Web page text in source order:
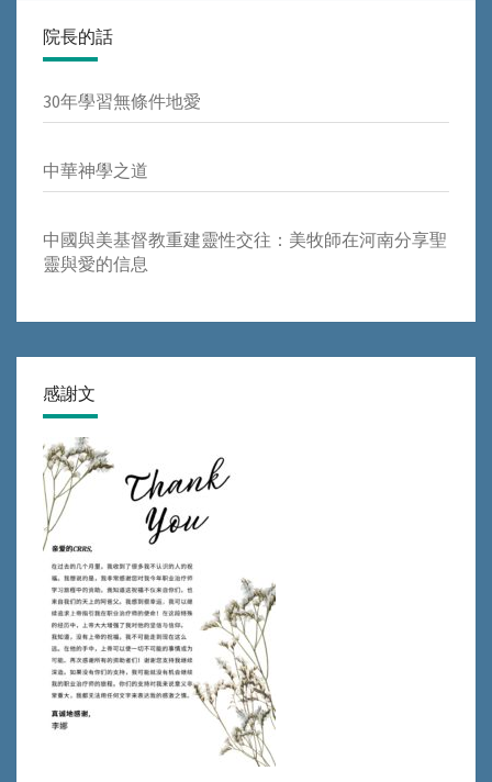
院長的話
30年學習無條件地愛
中華神學之道
中國與美基督教重建靈性交往：美牧師在河南分享聖
靈與愛的信息
感謝文